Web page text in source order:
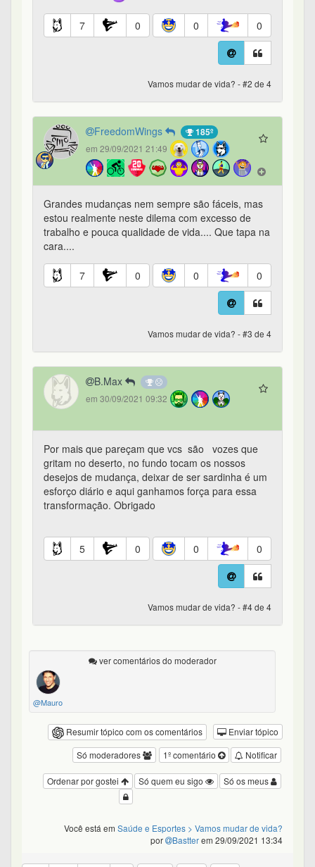
7 0 0 0
Vamos mudar de vida? - #2 de 4
FreedomWings 185º
em 29/09/2021 21:49
Grandes mudanças nem sempre são fáceis, mas
estou realmente neste dilema com excesso de
trabalho e pouca qualidade de vida.... Que tapa na
cara....
7 0 0 0
Vamos mudar de vida? - #3 de 4
B.Max
em 30/09/2021 09:32
Por mais que pareçam que vcs são vozes que
gritam no deserto, no fundo tocam os nossos
desejos de mudança, deixar de ser sardinha é um
esforço diário e aqui ganhamos força para essa
transformação. Obrigado
5 0 0 0
Vamos mudar de vida? - #4 de 4
ver comentários do moderador
@Mauro
Resumir tópico com os comentários
Enviar tópico
Notificar
1º comentário
Só moderadores
Só os meus
Só quem eu sigo
Ordenar por gostei
Você está em Saúde e Esportes > Vamos mudar de vida?
por
Bastterem 29/09/2021 13:34